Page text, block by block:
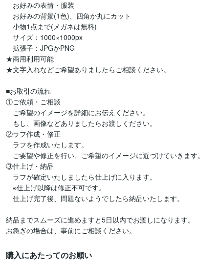
お好みの表情・服装
お好みの背景(1色)、四角か丸にカット
小物1点まで(メガネは無料)
サイズ：1000×1000px
拡張子：JPGかPNG
★商用利用可能
★文字入れなどご希望ありましたらご相談ください。
■お取引の流れ
①ご依頼・ご相談
ご希望のイメージを詳細にお伝えください。
もし、画像などありましたらお渡しください。
②ラフ作成・修正
ラフを作成いたします。
ご要望や修正を行い、ご希望のイメージに近づけていきます。
③仕上げ・納品
ラフが確定いたしましたら仕上げに入ります。
※仕上げ以降は修正不可です。
仕上げ完了後、問題ないようでしたら納品いたします。
納品までスムーズに進めますと5日以内でお渡しになります。
購入にあたってのお願い